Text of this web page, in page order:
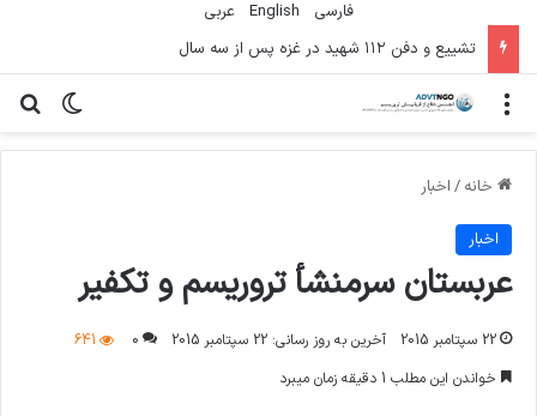
فارسی English
عربي
تشییع و دفن ۱۱۲ شهید در غزه پس از سه سال
تغییر منو
خانه / اخبار
اخبار
عربستان سرمنشأ تروریسم و تکفیر
22 سپتامبر 2015 آخرین به روز رسانی: 22 سپتامبر 2015 0
641
خواندن این مطلب 1 دقیقه زمان میبرد